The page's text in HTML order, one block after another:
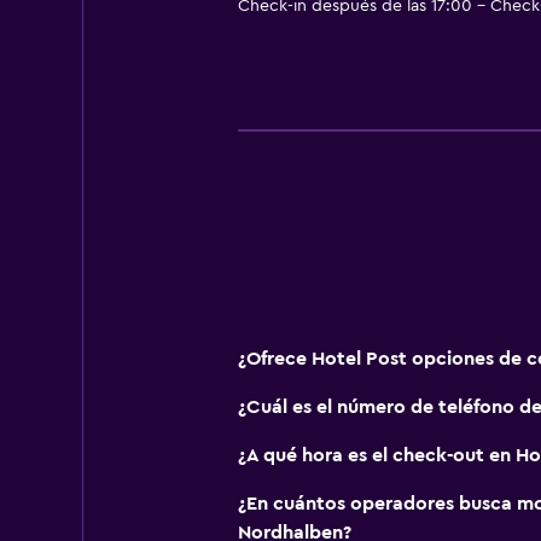
Accesibilidad y adecuación
Para no fumadores
Check-in después de las 17:00 -
¿Ofrece Hotel Post opciones de
¿Cuál es el número de teléfono
¿A qué hora es el check-out en
¿En cuántos operadores busca
Nordhalben?